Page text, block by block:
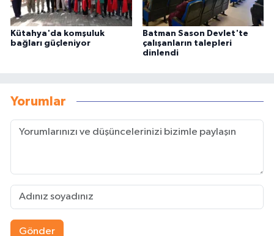
Kütahya'da komşuluk
bağları güçleniyor
Batman Sason Devlet'te
çalışanların talepleri
dinlendi
Yorumlar
Gönder